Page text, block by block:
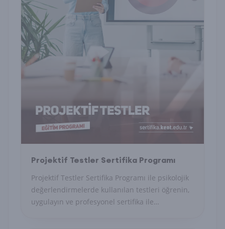
Projektif Testler Sertifika Programı
Projektif Testler Sertifika Programı ile psikolojik
değerlendirmelerde kullanılan testleri öğrenin,
uygulayın ve profesyonel sertifika ile